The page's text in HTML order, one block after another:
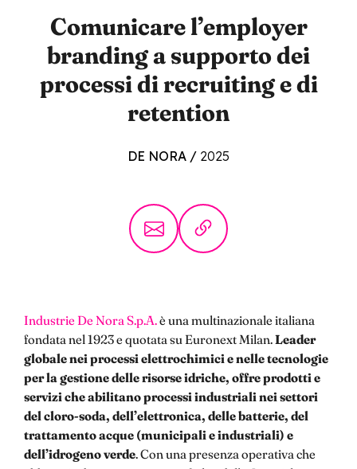
Comunicare l’employer
branding a supporto dei
processi di recruiting e di
retention
DE NORA / 2025
Industrie De Nora S.p.A.è una multinazionale italiana
fondata nel 1923 e quotata su Euronext Milan.Leader
globale nei processi elettrochimici e nelle tecnologie
per la gestione delle risorse idriche, offre prodotti e
servizi che abilitano processi industriali nei settori
del cloro-soda, dell’elettronica, delle batterie, del
trattamento acque (municipali e industriali) e
dell’idrogeno verde. Con una presenza operativa che